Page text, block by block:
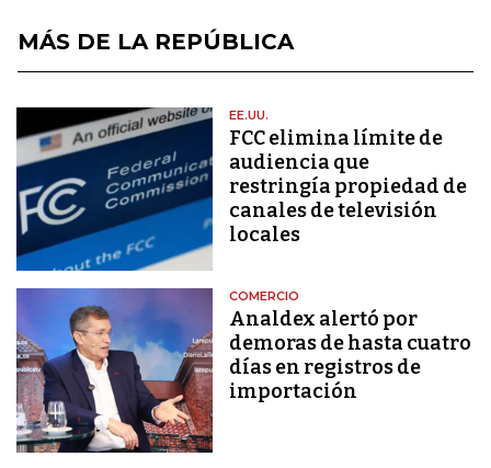
MÁS DE LA REPÚBLICA
EE.UU.
FCC elimina límite de
audiencia que
restringía propiedad de
canales de televisión
locales
COMERCIO
Analdex alertó por
demoras de hasta cuatro
días en registros de
importación